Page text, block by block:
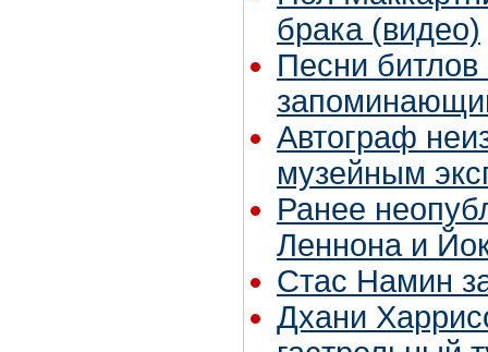
брака (видео)
Песни
Автограф
музейным
Ранее
Леннона и
Стас Намин
Дхани